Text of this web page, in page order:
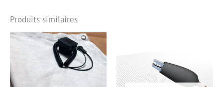
Produits similaires
Plage
de
prix :
215,00 €
à
Ce
produit
a
plusieurs